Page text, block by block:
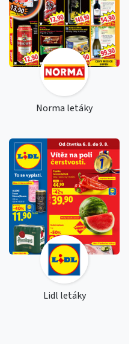
Norma letáky
Lidl letáky